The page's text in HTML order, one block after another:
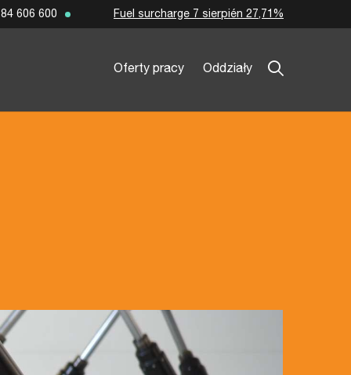
Oferty pracy Oddziały
606 600 Fuel surcharge 7 sierpién 27,71%